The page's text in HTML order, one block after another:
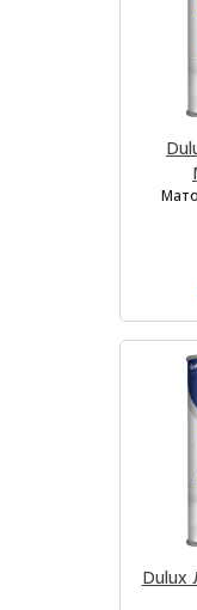
Dulux